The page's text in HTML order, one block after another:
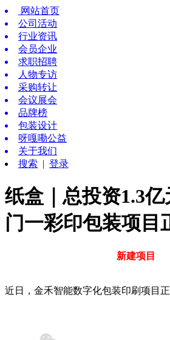
网站首页
公司活动
行业资讯
会员企业
求职招聘
人物专访
采购转让
会议展会
品牌榜
包装设计
呀嘎嘞公益
关于我们
搜索 | 登录
纸盒｜总投资1.3
门一彩印包装项目
新建项目
近日， 金禾智能数字化包装印刷项目正